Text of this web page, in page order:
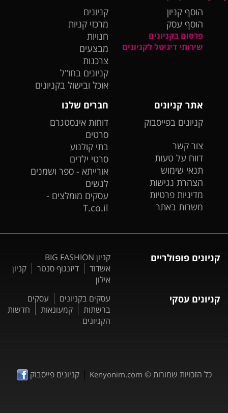
הוסף קניון
הוסף עסק
פרסום בקניונים
שירותי דיגיטל לקניונים
קניונים
מרכזי קניות
חנויות
מבצעים
צרכנות
קניונים בחו"ל
אוכל ובישול בקניונים
אתר קניונים
קניונים בפייסבוק
צור קשר
דווח על טעות
תנאי שימוש
הצהרת נגישות
מדיניות פרטיות
משרות באתר
חברים שלנו
דוחות אינסטגרם
סרטים
בתי קולנוע
סרטי ילדים
אורייתא - ספר ושמנים
לנשים
עסקים מומלצים -
T.co.il
קניונים פופולריים
קניון BIG FASHION
אשדוד
דיזנגוף סנטר
קניון
אילון
קניונים עסקי עסקים בקניונים
עסקים
ברשתות
קמעונאות
חדשות
הקניונים
כל הזכויות שמורות © Kenyonim.com
|קניונים פייסבוק